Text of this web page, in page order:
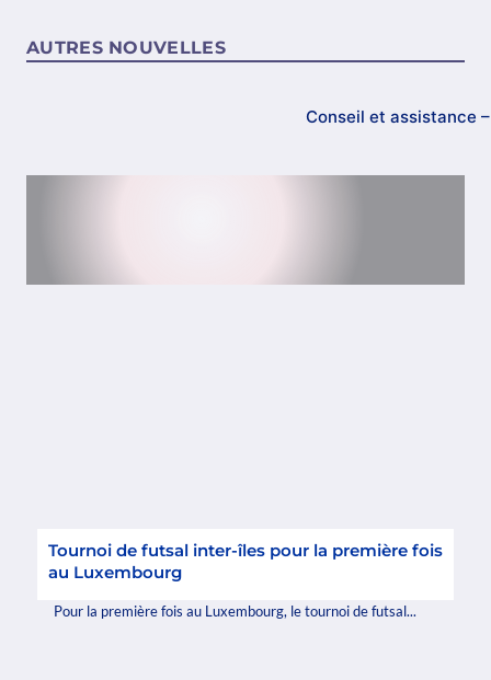
AUTRES NOUVELLES
Conseil et assistance
Tournoi de futsal inter-îles pour la première fois
au Luxembourg
Pour la première fois au Luxembourg, le tournoi de futsal...